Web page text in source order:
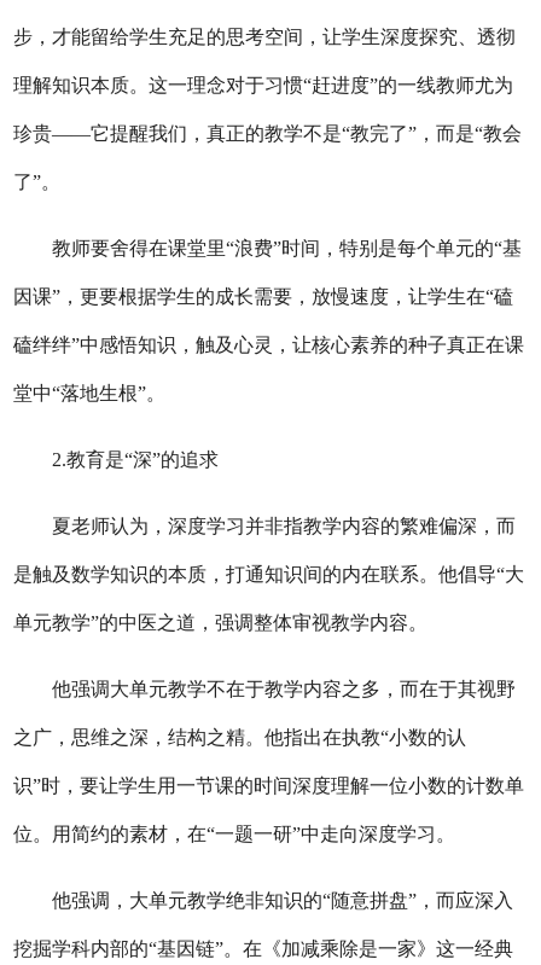
步，才能留给学生充足的思考空间，让学生深度探究、透彻
理解知识本质。这一理念对于习惯“赶进度”的一线教师尤为
珍贵——它提醒我们，真正的教学不是“教完了”，而是“教会
了”。
教师要舍得在课堂里“浪费”时间，特别是每个单元的“基
因课”，更要根据学生的成长需要，放慢速度，让学生在“磕
磕绊绊”中感悟知识，触及心灵，让核心素养的种子真正在课
堂中“落地生根”。
2.教育是“深”的追求
夏老师认为，深度学习并非指教学内容的繁难偏深，而
是触及数学知识的本质 ，打通知识间的内在联系。他倡导“大
单元教学”的中医之道，强调整体审视教学内容。
他强调大单元教学不在于教学内容之多，而在于其视野
之广，思维之深，结构之精。他指出在执教“小数的认
识”时，要让学生用一节课的时间深度理解一位小数的计数单
位。用简约的素材，在“一题一研”中走向深度学习。
他强调，大单元教学绝非知识的“随意拼盘”，而应深入
挖掘学科内部的“基因链”。在《加减乘除是一家》这一经典